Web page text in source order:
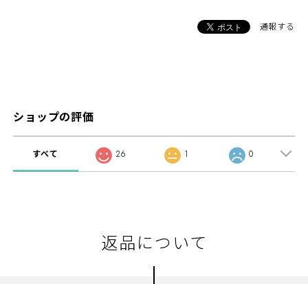
通報する
ショップの評価
すべて 26 1 0
返品について